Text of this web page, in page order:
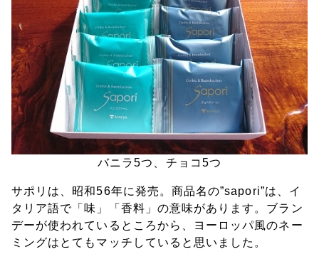
バニラ5つ、チョコ5つ
サポリは、昭和56年に発売。商品名の”sapori”は、イ
タリア語で「味」「香料」の意味があります。ブラン
デーが使われているところから、ヨーロッパ風のネー
ミングはとてもマッチしていると思いました。